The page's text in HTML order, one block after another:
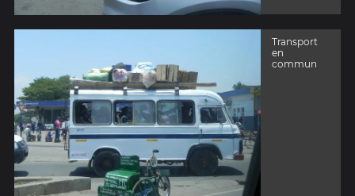
Transport
en
commun